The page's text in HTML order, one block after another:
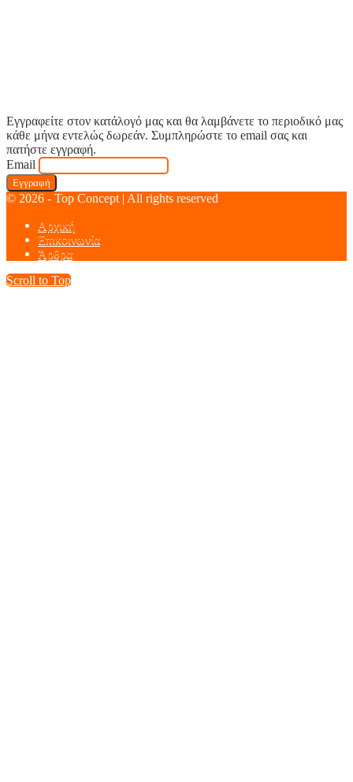
Εγγραφείτε στον κατάλογό μας και θα λαμβάνετε το περιοδικό μας
κάθε μήνα εντελώς δωρεάν. Συμπληρώστε το email σας και
πατήστε εγγραφή.
Email
© 2026 - Top Concept | All rights reserved
Αρχική
Επικοινωνία
Άρθρα
Scroll to Top